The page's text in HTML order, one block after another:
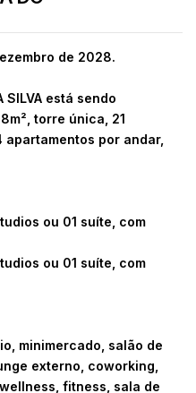
de 2028.
SILVA está sendo
torre única, 21
apartamentos por andar,
ou 01 suíte, com
ou 01 suíte, com
minimercado, salão de
externo, coworking,
fitness, sala de